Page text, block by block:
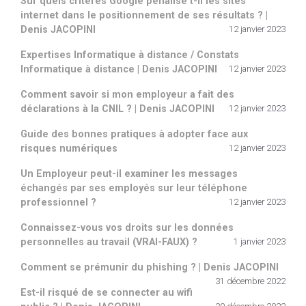
internet dans le positionnement de ses résultats ? |
Denis JACOPINI
12 janvier 2023
Expertises Informatique à distance / Constats
Informatique à distance | Denis JACOPINI
12 janvier 2023
Comment savoir si mon employeur a fait des
déclarations à la CNIL ? | Denis JACOPINI
12 janvier 2023
Guide des bonnes pratiques à adopter face aux
risques numériques
12 janvier 2023
Un Employeur peut-il examiner les messages
échangés par ses employés sur leur téléphone
professionnel ?
12 janvier 2023
Connaissez-vous vos droits sur les données
personnelles au travail (VRAI-FAUX) ?
1 janvier 2023
Comment se prémunir du phishing ? | Denis JACOPINI
31 décembre 2022
Est-il risqué de se connecter au wifi